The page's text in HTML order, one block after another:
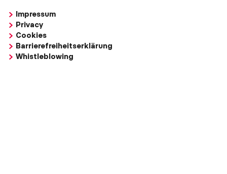
Impressum
Privacy
Cookies
Barrierefreiheitserklärung
Whistleblowing